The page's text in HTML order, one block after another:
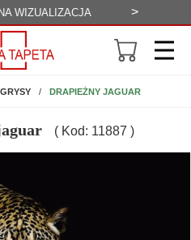
WIZUALIZACJA >
DRAPIEŻNY JAGUAR
( Kod: 11887 )